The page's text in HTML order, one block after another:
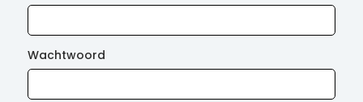
Wachtwoord